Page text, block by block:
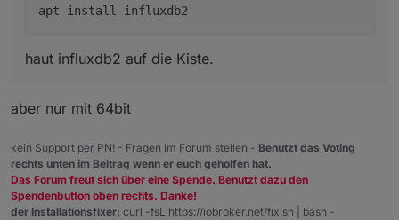
remote               Remote
help, h              Shows a list of
   --help, -h  show help
haut influxdb2 auf die Kiste.
aber nur mit 64bit
kein Support per PN! - Fragen im Forum stellen - Benutzt das Voting
rechts unten im Beitrag wenn er euch geholfen hat.
Das Forum freut sich über eine Spende. Benutzt dazu den
Spendenbutton oben rechts. Danke!
der Installationsfixer: curl -fsL https://iobroker.net/fix.sh | bash -